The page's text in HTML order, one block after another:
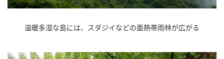
温暖多湿な島には、スダジイなどの亜熱帯雨林が広がる